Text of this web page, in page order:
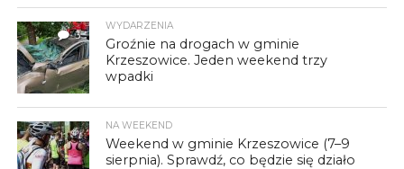
3
WYDARZENIA
Groźnie na drogach w gminie
Krzeszowice. Jeden weekend trzy
wpadki
NA WEEKEND
Weekend w gminie Krzeszowice (7–9
sierpnia). Sprawdź, co będzie się działo